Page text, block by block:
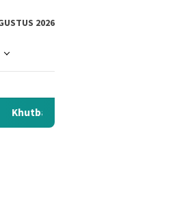
2026
Menyentuh Hati: Kumpulan